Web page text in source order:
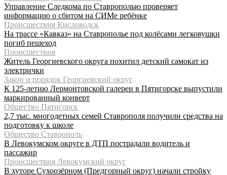
Управление Следкома по Ставрополью проверяет
информацию о сбитом на СИМе ребёнке
Происшествия Кисловодск
На трассе «Кавказ» на Ставрополье под колёсами легковушки
погиб пешеход
Происшествия
Житель Георгиевского округа похитил детский самокат из
электрички
Закон и порядок Георгиевский округ
К 125-летию Лермонтовской галереи в Пятигорске выпустили
маркированный конверт
Общество Пятигорск
2,7 тыс. многодетных семей Ставрополя получили средства на
подготовку к школе
Общество Ставрополь
В Левокумском округе в ДТП пострадали водитель и
пассажир
Происшествия Левокумский округ
В хуторе Сухоозёрном (Предгорный округ) начали стройку